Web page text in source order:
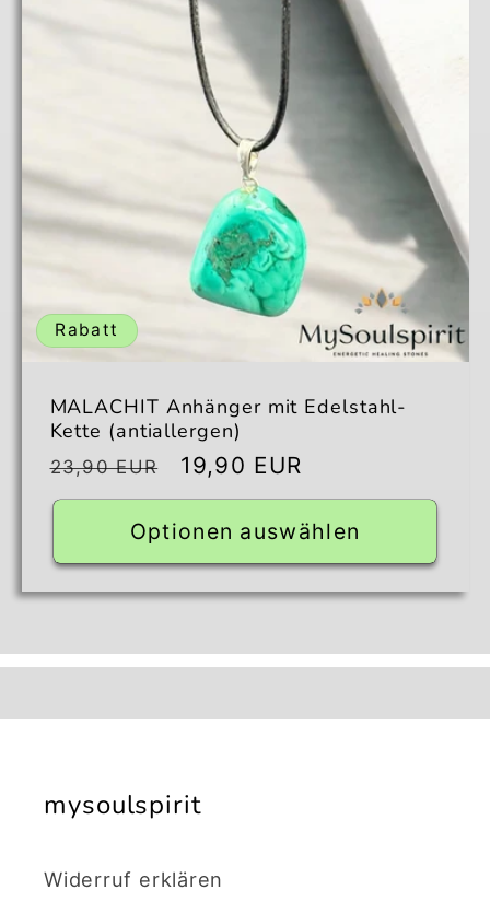
Rabatt
MALACHIT Anhänger mit Edelstahl-
Kette (antiallergen)
Normaler
Preis
23,90 EUR Verkaufspreis
19,90 EUR
Optionen auswählen
mysoulspirit
Widerruf erklären